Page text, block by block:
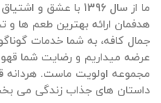
ما از سال 1396 با عشق
هدفمان ارائه بهترین طعم ها و
جمال کافه، به شما خدمات
عرضه میداریم و رضایت شما
مجموعه اولویت ماست. هردانه
داستان های جذاب زندگی می